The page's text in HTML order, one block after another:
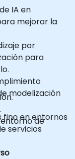
IA en
mejorar la
por
para
modelización
en entornos
servicios
de